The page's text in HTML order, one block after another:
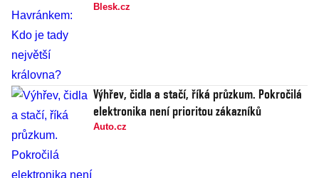
Blesk.cz
Výhřev, čidla a stačí, říká průzkum. Pokročilá
elektronika není prioritou zákazníků
Auto.cz